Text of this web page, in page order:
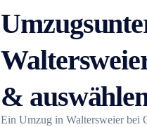
&
Ein Umzug in Waltersweier bei